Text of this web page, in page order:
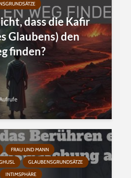
dass die Kafir
Glaubens) den
finden?
FRAU UND MANN
GLAUBENSGRUNDSÄTZE
INTIMSPHÄRE